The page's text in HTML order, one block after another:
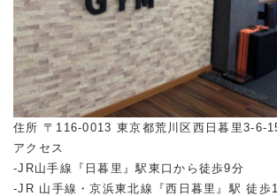
住所 〒116-0013 東京都荒川区西日暮里3-6-
アクセス
-JR山手線『日暮里』駅東口から徒歩9分
-JR 山手線・京浜東北線『西日暮里』駅 徒歩